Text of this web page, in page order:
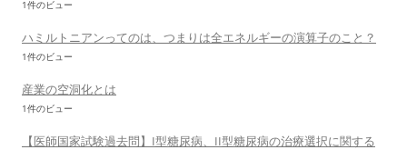
1件のビュー
ハミルトニアンってのは、つまりは全エネルギーの演算子のこと？
1件のビュー
産業の空洞化とは
1件のビュー
【医師国家試験過去問】I型糖尿病、II型糖尿病の治療選択に関する